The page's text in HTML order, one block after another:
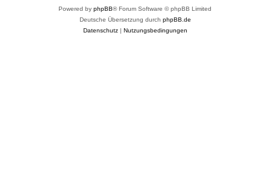
Powered by phpBB® Forum Software © phpBB Limited
Deutsche Übersetzung durch phpBB.de
Datenschutz| Nutzungsbedingungen